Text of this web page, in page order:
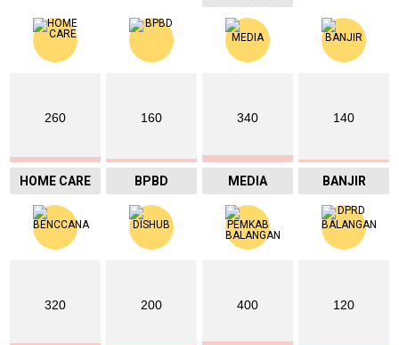
260
HOME CARE
160
BPBD
340
MEDIA
140
BANJIR
320 200 400 120